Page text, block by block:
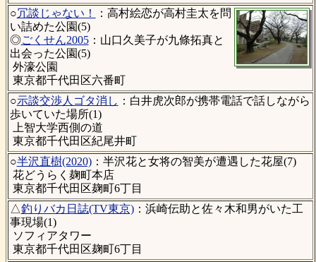
○冗談じゃない！
：高村絵恋が高村圭太を問
い詰めた公園(5)
◎ごくせん2005：山口久美子が九條拓真と
出会った公園(5)
外濠公園
東京都千代田区六番町
○示談交渉人ゴタ消し ：白井虎次郎が携帯電話で話しながら
歩いていた場所(1)
上智大学西側の道
東京都千代田区紀尾井町
○半沢直樹(2020)：半沢花と女将の智美が遭遇した花屋(7)
花どうらく麹町本店
東京都千代田区麹町6丁目
△釣りバカ日誌(TV東京)：浜崎伝助と佐々木和男がいた工
事現場(1)
ソフィアタワー
東京都千代田区麹町6丁目